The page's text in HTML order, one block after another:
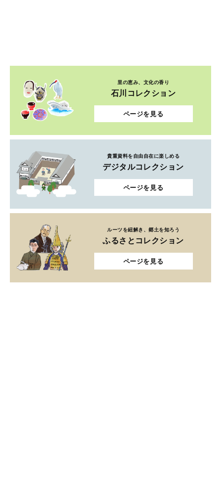
里の恵み、文化の香り
石川コレクション
ページを見る
貴重資料を自由自在に楽しめる
デジタルコレクション
ページを見る
ルーツを紐解き、郷土を知ろう
ふるさとコレクション
ページを見る